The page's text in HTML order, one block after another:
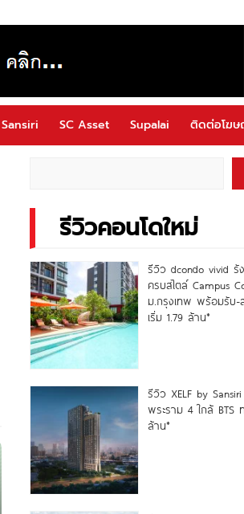
Sansiri SC Asset Supalai ติดต่อโฆษ
รีวิวคอนโดใหม่
รีวิว dcondo vivid รั
ครบสไตล์ Campus
ม.กรุงเทพ พร้อมรับ
เริ่ม 1.79 ล้าน*
รีวิว XELF by
พระราม 4 ใกล้ BTS
ล้าน*